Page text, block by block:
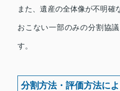
また、遺産の全体像が不明確
おこない一部のみの分割協
す。
分割方法・評価方法に